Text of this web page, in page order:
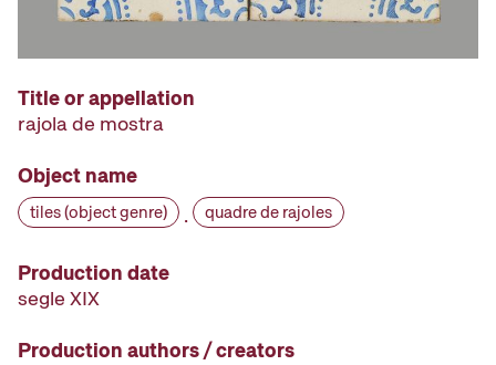
Title or appellation
rajola de mostra
Object name
tiles (object genre) · quadre de rajoles
Production date
segle XIX
Production authors / creators